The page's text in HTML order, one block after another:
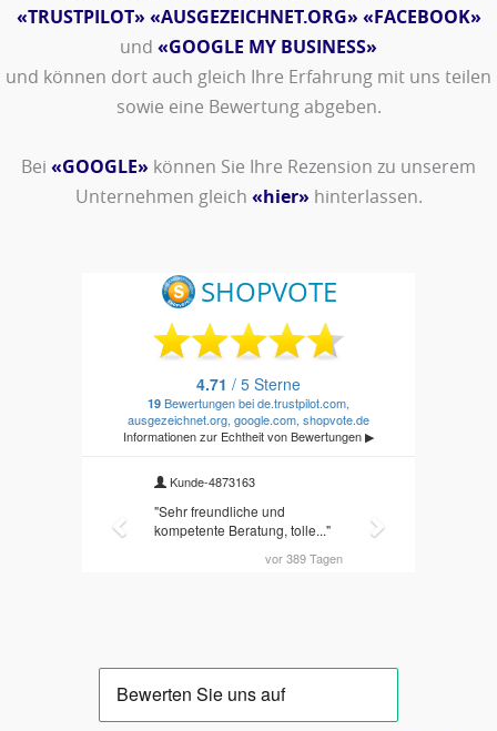
«TRUSTPILOT» «AUSGEZEICHNET.ORG» «FACEBOOK»
und «GOOGLE MY BUSINESS»
und können dort auch gleich Ihre Erfahrung mit uns teilen
sowie eine Bewertung abgeben.
Bei «GOOGLE» können Sie Ihre Rezension zu unserem
Unternehmen gleich «hier» hinterlassen.